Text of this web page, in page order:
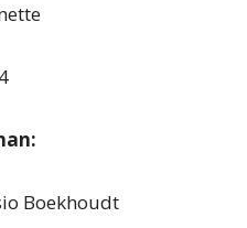
Boekhoudt